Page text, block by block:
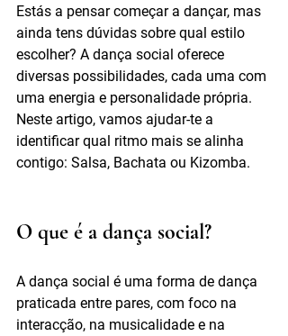
Estás a pensar começar a dançar, mas
ainda tens dúvidas sobre qual estilo
escolher? A dança social oferece
diversas possibilidades, cada uma com
uma energia e personalidade própria.
Neste artigo, vamos ajudar-te a
identificar qual ritmo mais se alinha
contigo: Salsa, Bachata ou Kizomba.
O que é a dança social?
A dança social é uma forma de dança
praticada entre pares, com foco na
interacção, na musicalidade e na